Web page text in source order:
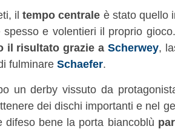
iltempo centrale è stato quello
e volentieri il proprio
il risultato grazie aScherwey,
fulminare Schaefer.
un derby vissuto da
dei dischi importanti e nel
bene la porta biancoblù